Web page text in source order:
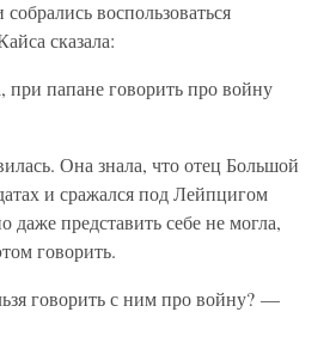
воспользоваться
сказала:
папане говорить про войну
Она знала, что отец Большой
и сражался под Лейпцигом
даже представить себе не могла,
говорить.
говорить с ним про войну? —